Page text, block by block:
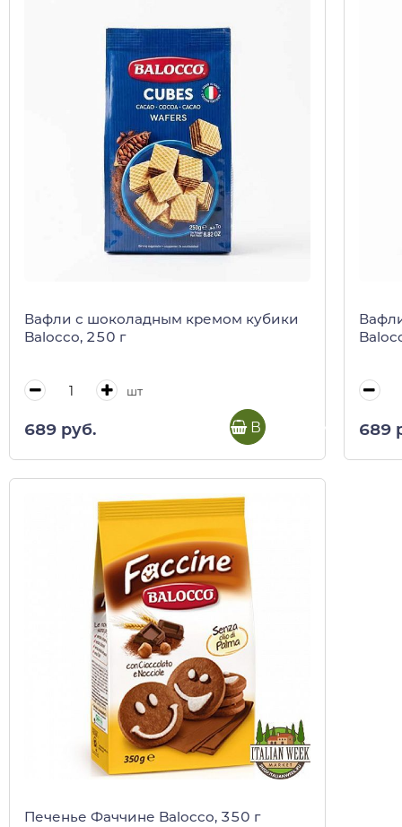
Вафли с шоколадным кремом кубики
Balocco, 250 г
шт
689 руб. В корзину 689
Печенье Фаччине Balocco, 350 г